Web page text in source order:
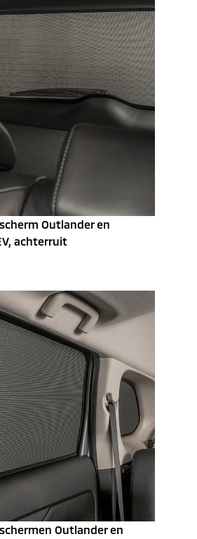
Outlander en
achterruit
Outlander en